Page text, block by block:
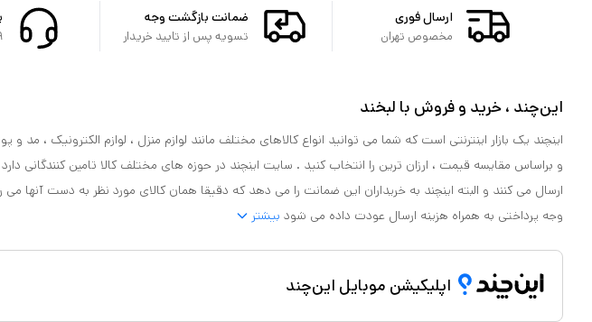
ارسال فوری
مخصوص تهران
ضمانت بازگشت وجه
تسویه پس از تایید خریدار ۹
این‌چند ، خرید و فروش با لبخند
اینچند یک بازار اینترنتی است که شما می توانید انواع کالاهای مختلف مانند لوازم منزل ، لوازم الکترونیک ، مد و
و براساس مقایسه قیمت ، ارزان ترین را انتخاب کنید . سایت اینچند در حوزه های مختلف کالا تامین کنندگانی
ارسال می کنند و البته اینچند به خریداران این ضمانت را می دهد که دقیقا همان کالای مورد نظر به دست آنها می
وجه پرداختی به همراه هزینه ارسال عودت داده می شود بیشتر
اپلیکیشن موبایل این‌چند